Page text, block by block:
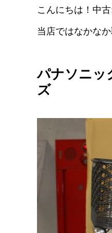
こんにちは！中
当店ではなかな
パナソニ
ズ